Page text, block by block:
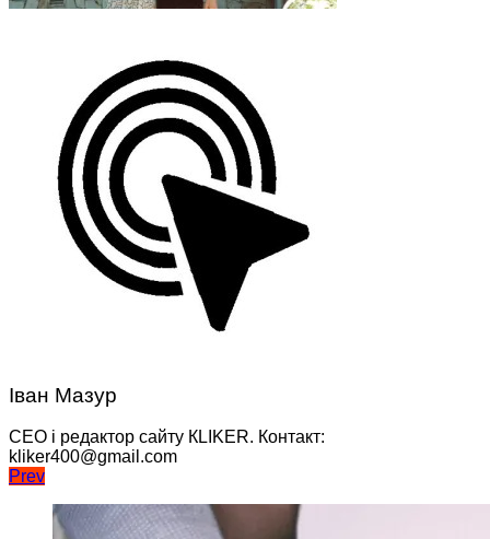
Іван Мазур
CEO і редактор сайту КLIKER. Контакт:
kliker400@gmail.com
Навігація
записів
Prev